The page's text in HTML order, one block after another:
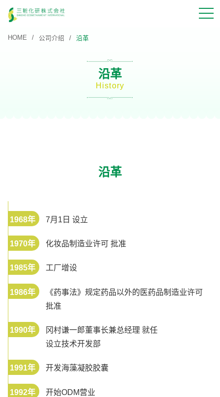
HOME 公司介绍 沿革
沿革
History
沿革
1968年 7月1日 设立
1970年 化妆品制造业许可 批准
1985年 工厂增设
1986年
《药事法》规定药品以外的医药品制造业许可
批准
1990年
冈村谦一郎董事长兼总经理 就任
设立技术开发部
1991年 开发海藻凝胶胶囊
1992年 开始ODM营业